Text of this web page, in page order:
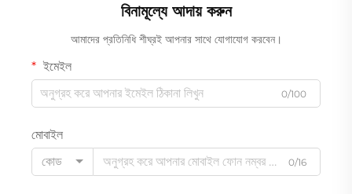
বিনামূল্যে আদায় করুন
আমাদের প্রতিনিধি শীঘ্রই আপনার সাথে যোগাযোগ করবেন।
ইমেইল
0/100
মোবাইল
কোড
0/16